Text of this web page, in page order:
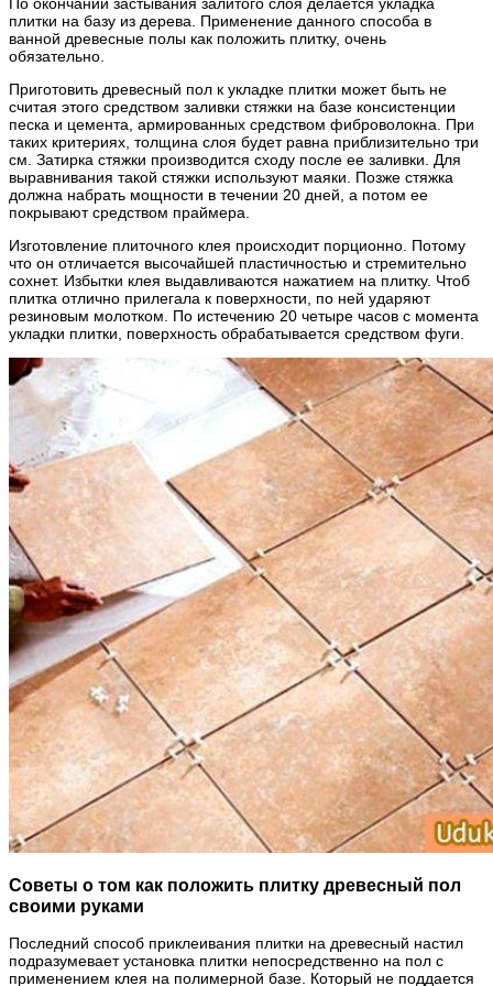
По окончании застывания залитого слоя делается укладка
плитки на базу из дерева. Применение данного способа в
ванной древесные полы как положить плитку, очень
обязательно.
Приготовить древесный пол к укладке плитки может быть не
считая этого средством заливки стяжки на базе консистенции
песка и цемента, армированных средством фиброволокна. При
таких критериях, толщина слоя будет равна приблизительно три
см. Затирка стяжки производится сходу после ее заливки. Для
выравнивания такой стяжки используют маяки. Позже стяжка
должна набрать мощности в течении 20 дней, а потом ее
покрывают средством праймера.
Изготовление плиточного клея происходит порционно. Потому
что он отличается высочайшей пластичностью и стремительно
сохнет. Избытки клея выдавливаются нажатием на плитку. Чтоб
плитка отлично прилегала к поверхности, по ней ударяют
резиновым молотком. По истечению 20 четыре часов с момента
укладки плитки, поверхность обрабатывается средством фуги.
Советы о том как положить плитку древесный пол
своими руками
Последний способ приклеивания плитки на древесный настил
подразумевает установка плитки непосредственно на пол с
применением клея на полимерной базе. Который не поддается